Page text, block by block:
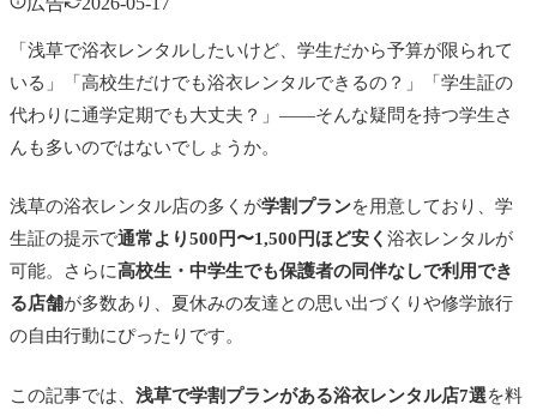
「浅草で浴衣レンタルしたいけど、学生だから予算が限られて
いる」「高校生だけでも浴衣レンタルできるの？」「学生証の
代わりに通学定期でも大丈夫？」——そんな疑問を持つ学生さ
んも多いのではないでしょうか。
浅草の浴衣レンタル店の多くが学割プランを用意しており、学
生証の提示で通常より500円〜1,500円ほど安く 浴衣レンタルが
可能。さらに高校生・中学生でも保護者の同伴なしで利用でき
る店舗が多数あり、夏休みの友達との思い出づくりや修学旅行
の自由行動にぴったりです。
この記事では、 浅草で学割プランがある浴衣レンタル店7選を料